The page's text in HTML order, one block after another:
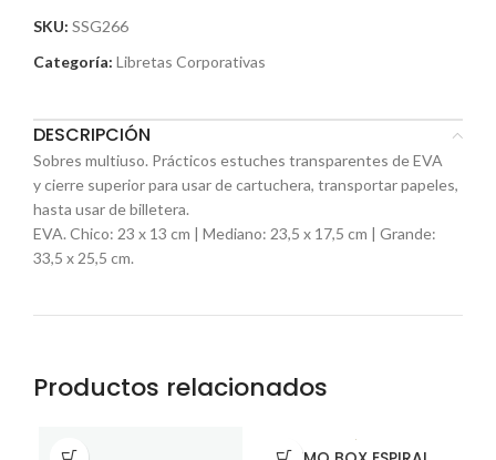
SKU: SSG266
Categoría: Libretas Corporativas
DESCRIPCIÓN
Sobres multiuso. Prácticos estuches transparentes de EVA
y cierre superior para usar de cartuchera, transportar papeles,
hasta usar de billetera.
EVA. Chico: 23 x 13 cm | Mediano: 23,5 x 17,5 cm | Grande:
33,5 x 25,5 cm.
Productos relacionados